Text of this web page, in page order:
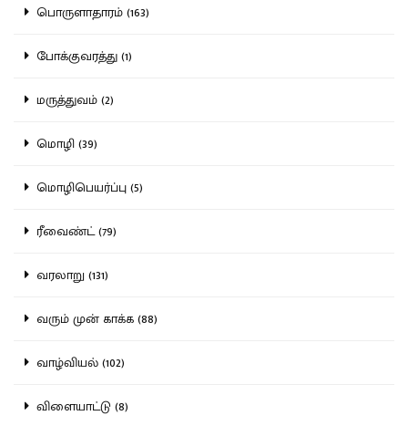
பொருளாதாரம் (163)
போக்குவரத்து (1)
மருத்துவம் (2)
மொழி (39)
மொழிபெயர்ப்பு (5)
ரீவைண்ட் (79)
வரலாறு (131)
வரும் முன் காக்க (88)
வாழ்வியல் (102)
விளையாட்டு (8)